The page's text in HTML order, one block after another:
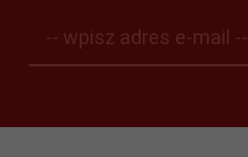
-- wpisz adres e-mail --